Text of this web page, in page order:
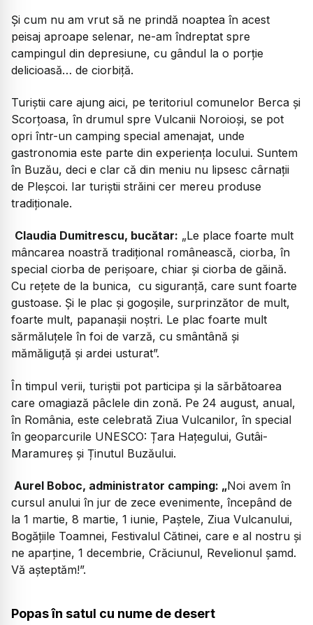
Și cum nu am vrut să ne prindă noaptea în acest
peisaj aproape selenar, ne-am îndreptat spre
campingul din depresiune, cu gândul la o porție
delicioasă… de ciorbiță.
Turiștii care ajung aici, pe teritoriul comunelor Berca și
Scorțoasa, în drumul spre Vulcanii Noroioși, se pot
opri într-un camping special amenajat, unde
gastronomia este parte din experiența locului. Suntem
în Buzău, deci e clar că din meniu nu lipsesc cârnații
de Pleșcoi. Iar turiștii străini cer mereu produse
tradiționale.
Claudia Dumitrescu, bucătar: „Le place foarte mult
mâncarea noastră tradițional românească, ciorba, în
special ciorba de perișoare, chiar și ciorba de găină.
Cu rețete de la bunica, cu siguranță, care sunt foarte
gustoase. Și le plac și gogoșile, surprinzător de mult,
foarte mult, papanașii noștri. Le plac foarte mult
sărmăluțele în foi de varză, cu smântână și
mămăliguță și ardei usturat”.
În timpul verii, turiștii pot participa și la sărbătoarea
care omagiază pâclele din zonă. Pe 24 august, anual,
în România, este celebrată Ziua Vulcanilor, în special
în geoparcurile UNESCO: Țara Hațegului, Gutâi-
Maramureș și Ținutul Buzăului.
Aurel Boboc, administrator camping: „Noi avem în
cursul anului în jur de zece evenimente, începând de
la 1 martie, 8 martie, 1 iunie, Paștele, Ziua Vulcanului,
Bogățiile Toamnei, Festivalul Cătinei, care e al nostru și
ne aparține, 1 decembrie, Crăciunul, Revelionul șamd.
Vă așteptăm!”.
Popas în satul cu nume de desert